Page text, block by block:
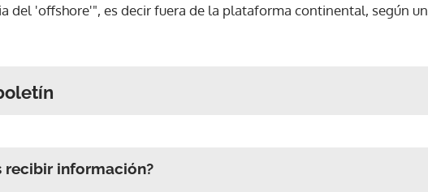
del 'offshore'", es decir fuera de la plataforma continental, según un
recibir información?